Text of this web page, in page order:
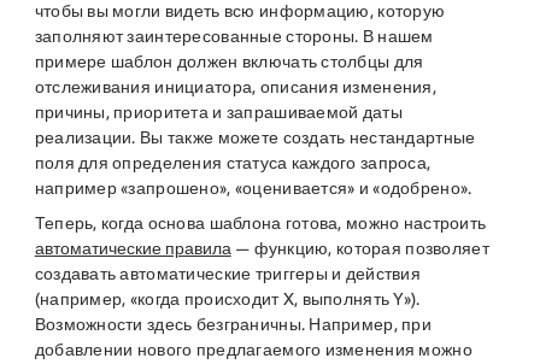
чтобы вы могли видеть всю информацию, которую
заполняют заинтересованные стороны. В нашем
примере шаблон должен включать столбцы для
отслеживания инициатора, описания изменения,
причины, приоритета и запрашиваемой даты
реализации. Вы также можете создать нестандартные
поля для определения статуса каждого запроса,
например «запрошено», «оценивается» и «одобрено».
Теперь, когда основа шаблона готова, можно настроить
автоматические правила — функцию, которая позволяет
создавать автоматические триггеры и действия
(например, «когда происходит X, выполнять Y»).
Возможности здесь безграничны. Например, при
добавлении нового предлагаемого изменения можно